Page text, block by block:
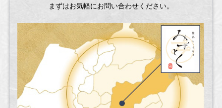
まずはお気軽にお問い合わせください。